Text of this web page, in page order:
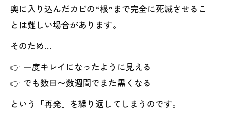
奥に入り込んだカビの“根”まで完全に死滅させるこ
とは難しい場合があります。
そのため…
👉 一度キレイになったように見える
👉 でも数日〜数週間でまた黒くなる
という「再発」を繰り返してしまうのです。